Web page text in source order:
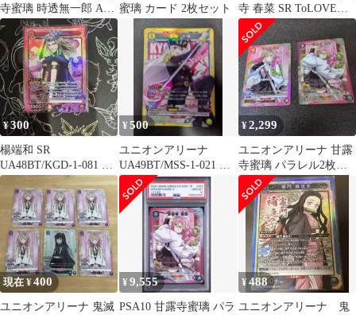
寺蜜璃 時透無一郎 AP
02 鬼滅の刃
蜜璃 カード 2枚セット
寺 春菜 SR ToLOVEる
ユニアリ
¥300
楊端和 SR
UA48BT/KGD-1-081 ユ
ニオンアリーナ ⑩
¥500
ユニオンアリーナ
UA49BT/MSS-1-021 羽
前 京香 (SR)
¥2,299
ユニオンアリーナ 甘露
寺蜜璃 パラレル2枚セ
ット
現在 ¥400
ユニオンアリーナ 鬼滅
¥9,555
PSA10 甘露寺蜜璃 パラ
¥488
ユニオンアリーナ 鬼